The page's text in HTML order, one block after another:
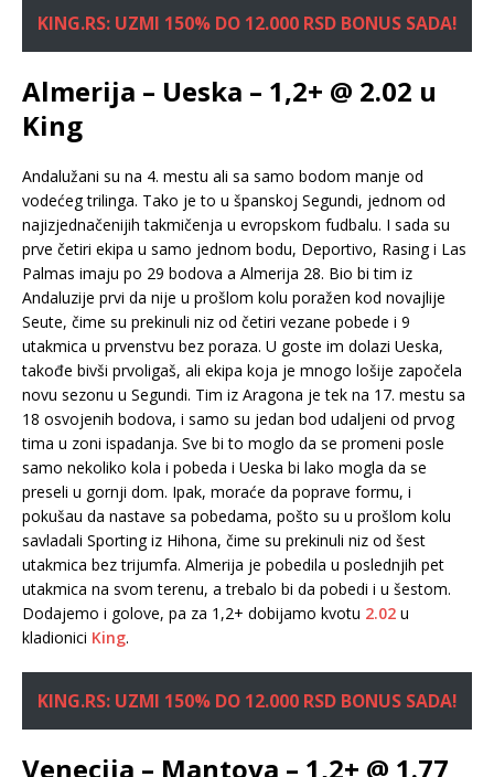
KING.RS: UZMI 150% DO 12.000 RSD BONUS SADA!
Almerija – Ueska – 1,2+ @ 2.02 u
King
Andalužani su na 4. mestu ali sa samo bodom manje od
vodećeg trilinga. Tako je to u španskoj Segundi, jednom od
najizjednačenijih takmičenja u evropskom fudbalu. I sada su
prve četiri ekipa u samo jednom bodu, Deportivo, Rasing i Las
Palmas imaju po 29 bodova a Almerija 28. Bio bi tim iz
Andaluzije prvi da nije u prošlom kolu poražen kod novajlije
Seute, čime su prekinuli niz od četiri vezane pobede i 9
utakmica u prvenstvu bez poraza. U goste im dolazi Ueska,
takođe bivši prvoligaš, ali ekipa koja je mnogo lošije započela
novu sezonu u Segundi. Tim iz Aragona je tek na 17. mestu sa
18 osvojenih bodova, i samo su jedan bod udaljeni od prvog
tima u zoni ispadanja. Sve bi to moglo da se promeni posle
samo nekoliko kola i pobeda i Ueska bi lako mogla da se
preseli u gornji dom. Ipak, moraće da poprave formu, i
pokušau da nastave sa pobedama, pošto su u prošlom kolu
savladali Sporting iz Hihona, čime su prekinuli niz od šest
utakmica bez trijumfa. Almerija je pobedila u poslednjih pet
utakmica na svom terenu, a trebalo bi da pobedi i u šestom.
Dodajemo i golove, pa za 1,2+ dobijamo kvotu 2.02 u
kladionici King.
KING.RS: UZMI 150% DO 12.000 RSD BONUS SADA!
Venecija – Mantova – 1,2+ @ 1.77